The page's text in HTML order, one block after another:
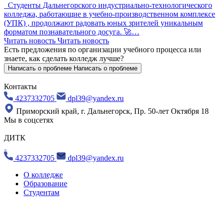
Студенты Дальнегорского индустриально-технологического
колледжа, работающие в учебно-производственном комплексе
(УПК) , продолжают радовать юных зрителей уникальным
форматом познавательного досуга. 🚀…
Читать новость Читать новость
Есть предложения по организации учебного процесса или
знаете, как сделать колледж лучше?
Написать о проблеме Написать о проблеме
Контакты
4237332705
dpl39@yandex.ru
Приморский край, г. Дальнегорск, Пр. 50-лет Октября 18
Мы в соцсетях
ДИТК
4237332705
dpl39@yandex.ru
О колледже
Образование
Студентам